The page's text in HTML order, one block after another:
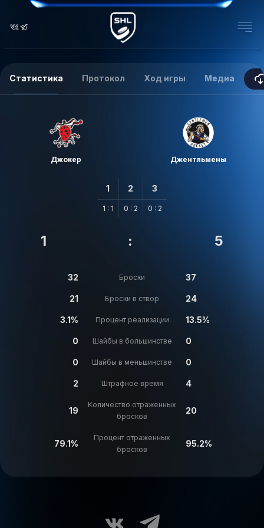
Статистика Протокол Ход игры Медиа
Джокер Джентльмены
1
1 : 1
2
0 : 2
3
0 : 2
1 : 5
32 Броски 37
21 Броски в створ 24
3.1% Процент реализации 13.5%
0 Шайбы в большинстве 0
0 Шайбы в меньшинстве 0
2 Штрафное время 4
19
Количество отраженных
бросков
20
79.1%
Процент отраженных
бросков
95.2%